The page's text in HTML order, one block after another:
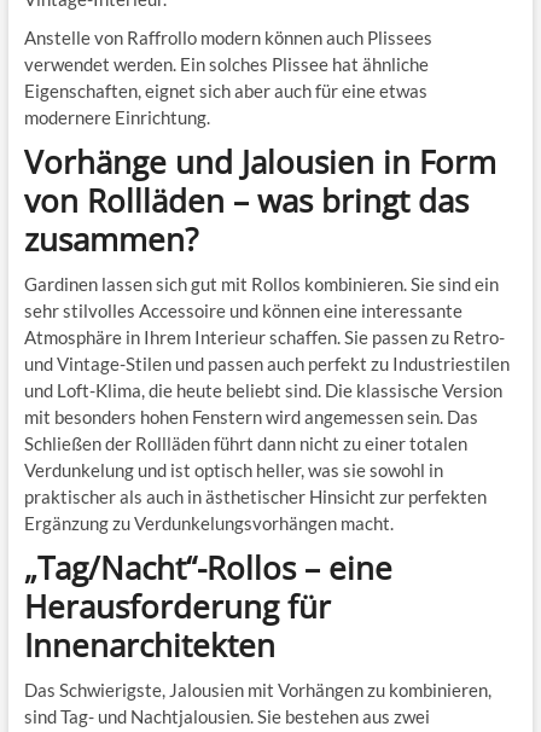
Anstelle von Raffrollo modern können auch Plissees
verwendet werden. Ein solches Plissee hat ähnliche
Eigenschaften, eignet sich aber auch für eine etwas
modernere Einrichtung.
Vorhänge und Jalousien in Form
von Rollläden – was bringt das
zusammen?
Gardinen lassen sich gut mit Rollos kombinieren. Sie sind ein
sehr stilvolles Accessoire und können eine interessante
Atmosphäre in Ihrem Interieur schaffen. Sie passen zu Retro-
und Vintage-Stilen und passen auch perfekt zu Industriestilen
und Loft-Klima, die heute beliebt sind. Die klassische Version
mit besonders hohen Fenstern wird angemessen sein. Das
Schließen der Rollläden führt dann nicht zu einer totalen
Verdunkelung und ist optisch heller, was sie sowohl in
praktischer als auch in ästhetischer Hinsicht zur perfekten
Ergänzung zu Verdunkelungsvorhängen macht.
„Tag/Nacht“-Rollos – eine
Herausforderung für
Innenarchitekten
Das Schwierigste, Jalousien mit Vorhängen zu kombinieren,
sind Tag- und Nachtjalousien. Sie bestehen aus zwei